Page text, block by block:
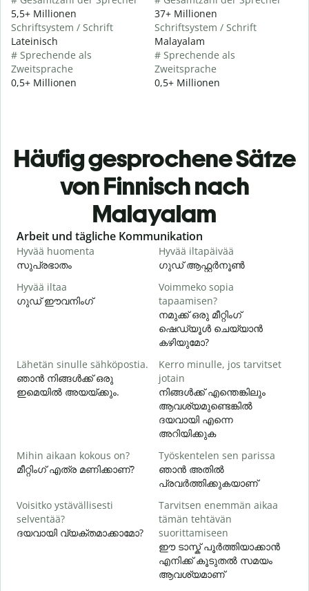
5,5+ Millionen
Schriftsystem / Schrift
Lateinisch
# Sprechende als
Zweitsprache
0,5+ Millionen
37+ Millionen
Schriftsystem / Schrift
Malayalam
# Sprechende als
Zweitsprache
0,5+ Millionen
Häufig gesprochene Sätze
von Finnisch nach
Malayalam
Slide 1 of 6
Arbeit und tägliche Kommunikation
Hyvää huomenta
സുപ്രഭാതം
Hyvää iltapäivää
ഗുഡ് ആഫ്റ്റർനൂൺ
Hyvää iltaa
ഗുഡ് ഈവനിംഗ്
Voimmeko sopia
tapaamisen?
നമുക്ക് ഒരു മീറ്റിംഗ്
ഷെഡ്യൂൾ ചെയ്യാൻ
കഴിയുമോ?
Lähetän sinulle sähköpostia.
ഞാൻ നിങ്ങൾക്ക് ഒരു
ഇമെയിൽ അയയ്ക്കും.
Kerro minulle, jos tarvitset
jotain
നിങ്ങൾക്ക് എന്തെങ്കിലും
ആവശ്യമുണ്ടെങ്കിൽ
ദയവായി എന്നെ
അറിയിക്കുക
Mihin aikaan kokous on?
മീറ്റിംഗ് എത്ര മണിക്കാണ്?
Työskentelen sen parissa
ഞാൻ അതിൽ
പ്രവർത്തിക്കുകയാണ്
Voisitko ystävällisesti
selventää?
ദയവായി വ്യക്തമാക്കാമോ?
Tarvitsen enemmän aikaa
tämän tehtävän
suorittamiseen
ഈ ടാസ്ക് പൂർത്തിയാക്കാൻ
എനിക്ക് കൂടുതൽ സമയം
ആവശ്യമാണ്